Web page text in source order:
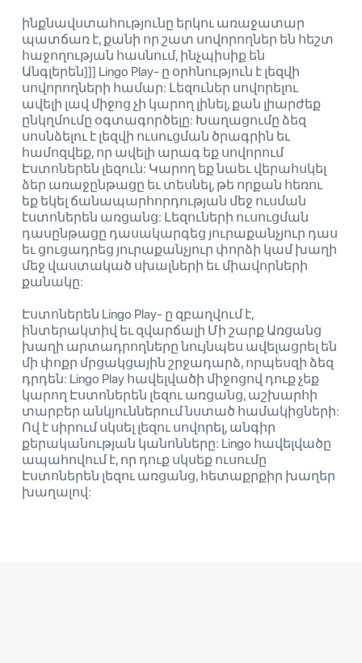
ինքնավստահությունը երկու առաջատար
պատճառ է, քանի որ շատ սովորողներ են հեշտ
հաջողության հասնում, ինչպիսիք են
Անգլերեն]]] Lingo Play- ը օրհնություն է լեզվի
սովորողների համար: Լեզուներ սովորելու
ավելի լավ միջոց չի կարող լինել, քան լիարժեք
ընկղմումը օգտագործելը: Խաղացումը ձեզ
սոսնձելու է լեզվի ուսուցման ծրագրին եւ
համոզվեք, որ ավելի արագ եք սովորում
Էստոներեն լեզուն: Կարող եք նաեւ վերահսկել
ձեր առաջընթացը եւ տեսնել, թե որքան հեռու
եք եկել ճանապարհորդության մեջ ուսման
էստոներեն առցանց: Լեզուների ուսուցման
դասընթացը դասակարգեց յուրաքանչյուր դաս
եւ ցուցադրեց յուրաքանչյուր փորձի կամ խաղի
մեջ վաստակած սխալների եւ միավորների
քանակը:
Էստոներեն Lingo Play- ը զբաղվում է,
ինտերակտիվ եւ զվարճալի Մի շարք Առցանց
խաղի արտադրողները նույնպես ավելացրել են
մի փոքր մրցակցային շրջադարձ, որպեսզի ձեզ
դրդեն: Lingo Play հավելվածի միջոցով դուք չեք
կարող Էստոներեն լեզու առցանց, աշխարհի
տարբեր անկյուններում նստած համակիցների:
Ով է սիրում սկսել լեզու սովորել, անգիր
քերականության կանոնները: Lingo հավելվածը
ապահովում է, որ դուք սկսեք ուսումը
Էստոներեն լեզու առցանց, հետաքրքիր խաղեր
խաղալով: